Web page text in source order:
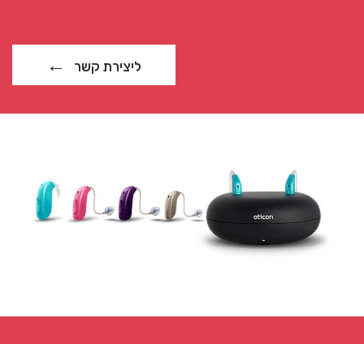
ליצירת קשר